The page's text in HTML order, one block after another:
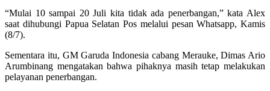
“Mulai 10 sampai 20 Juli kita tidak ada penerbangan,” kata Alex
saat dihubungi Papua Selatan Pos melalui pesan Whatsapp, Kamis
(8/7).
Sementara itu, GM Garuda Indonesia cabang Merauke, Dimas Ario
Arumbinang mengatakan bahwa pihaknya masih tetap melakukan
pelayanan penerbangan.